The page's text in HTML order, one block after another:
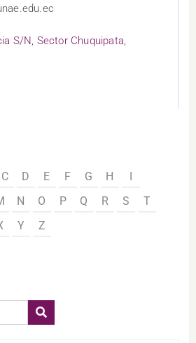
S/N, Sector Chuquipata,
C D E F G H
I
N O P Q R S
T
Y Z